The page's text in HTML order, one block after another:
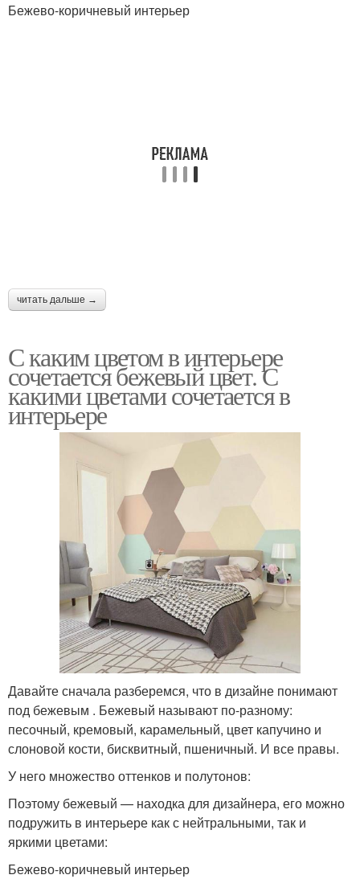
Бежево-коричневый интерьер
читать дальше →
С каким цветом в интерьере
сочетается бежевый цвет. С
какими цветами сочетается в
интерьере
Давайте сначала разберемся, что в дизайне понимают
под бежевым . Бежевый называют по-разному:
песочный, кремовый, карамельный, цвет капучино и
слоновой кости, бисквитный, пшеничный. И все правы.
У него множество оттенков и полутонов:
Поэтому бежевый — находка для дизайнера, его можно
подружить в интерьере как с нейтральными, так и
яркими цветами:
Бежево-коричневый интерьер